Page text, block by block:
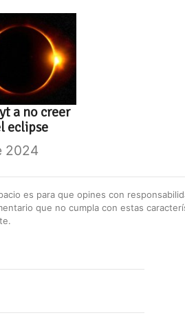
a no creer
eclipse
2024
es para que opines con
que no cumpla con estas